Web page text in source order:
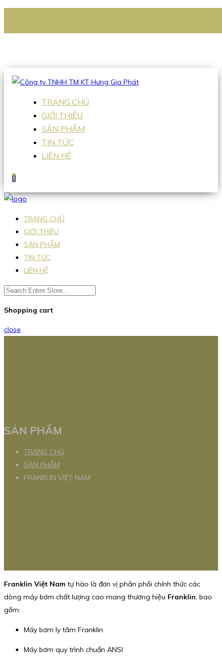
Hotline:0938 336 079
TRANG CHỦ
GIỚI THIỆU
SẢN PHẨM
TIN TỨC
LIÊN HỆ
0
TRANG CHỦ
GIỚI THIỆU
SẢN PHẨM
TIN TỨC
LIÊN HỆ
Shopping cart
close
SẢN PHẨM
TRANG CHỦ
SẢN PHẨM
FRANKLIN VIỆT NAM
Franklin Việt Nam tự hào là đơn vị phân phối chính thức các
dòng máy bơm chất lượng cao mang thương hiệu Franklin, bao
gồm:
Máy bơm ly tâm Franklin
Máy bơm quy trình chuẩn ANSI